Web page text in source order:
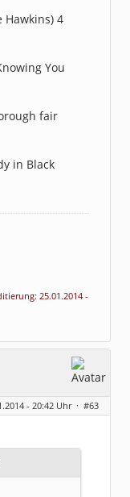
Hawkins) 4
You
fair
in Black
25.01.2014 -
- 20:42 Uhr · #63